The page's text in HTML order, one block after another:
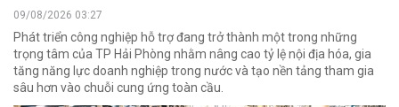
09/08/2026 03:27
Phát triển công nghiệp hỗ trợ đang trở thành một trong những
trọng tâm của TP Hải Phòng nhằm nâng cao tỷ lệ nội địa hóa, gia
tăng năng lực doanh nghiệp trong nước và tạo nền tảng tham gia
sâu hơn vào chuỗi cung ứng toàn cầu.